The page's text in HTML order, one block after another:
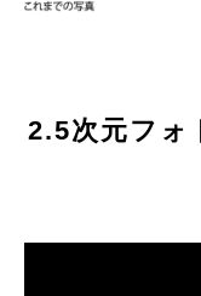
2.5次元フォ